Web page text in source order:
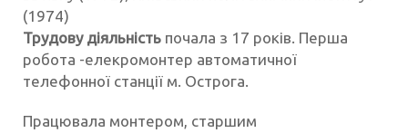
(1974)
Трудову діяльність почала з 17 років. Перша
робота -елекромонтер автоматичної
телефонної станції м. Острога.
Працювала монтером, старшим